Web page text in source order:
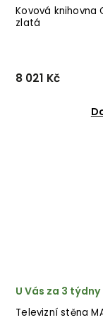
Kovová knihovna
zlatá
8 021 Kč
Televizní stěna
U Vás za 3 týdny